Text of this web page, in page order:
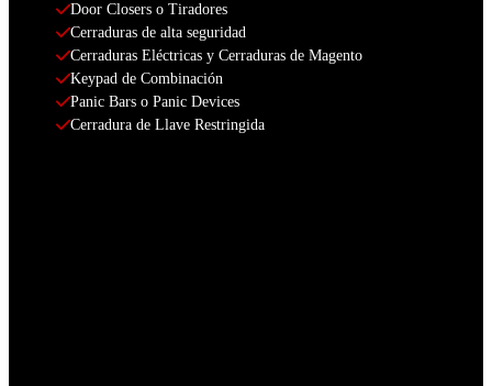
Door Closers o Tiradores
Cerraduras de alta seguridad
Cerraduras Eléctricas y Cerraduras de Magento
Keypad de Combinación
Panic Bars o Panic Devices
Cerradura de Llave Restringida